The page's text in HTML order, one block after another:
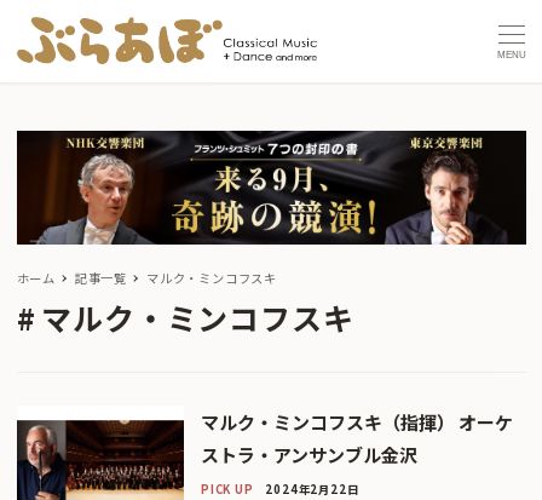
MENU
ホーム 記事一覧 マルク・ミンコフスキ
マルク・ミンコフスキ
マルク・ミンコフスキ（指揮） オーケ
ストラ・アンサンブル金沢
PICK UP 2024年2月22日